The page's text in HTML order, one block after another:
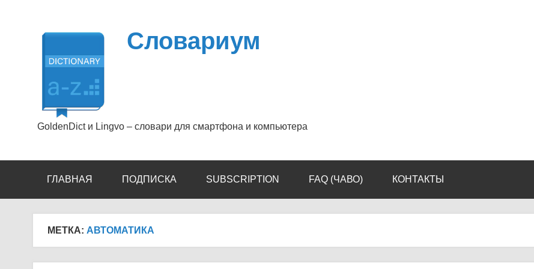
Словариум
GoldenDict и Lingvo – словари для смартфона и компьютера
ГЛАВНАЯ ПОДПИСКА SUBSCRIPTION FAQ (ЧАВО) КОНТАКТЫ
МЕТКА: АВТОМАТИКА